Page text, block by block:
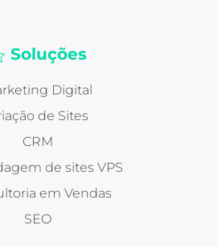
Soluções
Digital
de Sites
CRM
de sites VPS
em Vendas
SEO